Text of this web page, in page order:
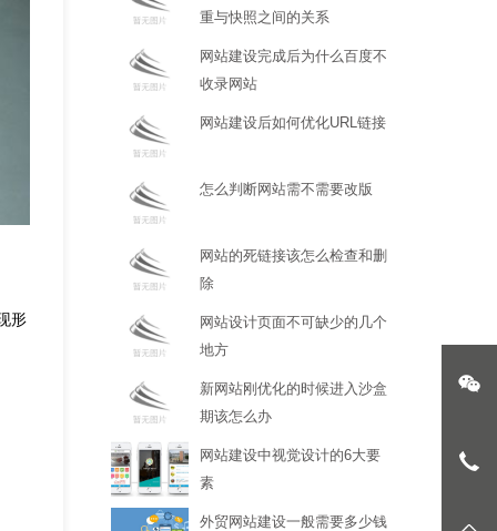
形
重与快照之间的关系
网站建设完成后为什么百度不
收录网站
网站建设后如何优化URL链接
怎么判断网站需不需要改版
网站的死链接该怎么检查和删
除
网站设计页面不可缺少的几个
地方
新网站刚优化的时候进入沙盒
期该怎么办
网站建设中视觉设计的6大要
素
外贸网站建设一般需要多少钱
微